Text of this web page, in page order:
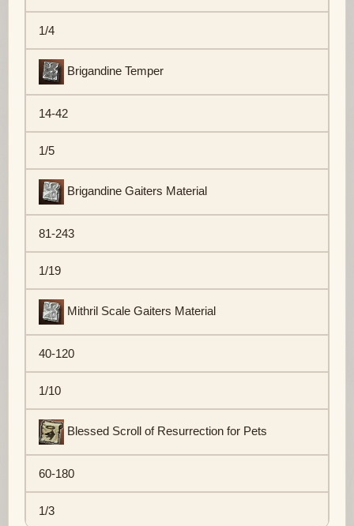
1/4
Brigandine Temper
14-42
1/5
Brigandine Gaiters Material
81-243
1/19
Mithril Scale Gaiters Material
40-120
1/10
Blessed Scroll of Resurrection for Pets
60-180
1/3